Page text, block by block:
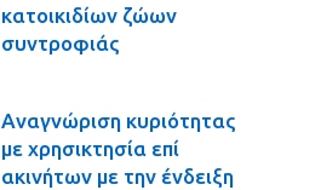
κατοικιδίων ζώων
συντροφιάς
Αναγνώριση κυριότητας
με χρησικτησία επί
ακινήτων με την ένδειξη